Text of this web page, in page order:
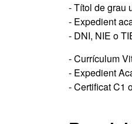
- Títol de grau
- Expedient
- DNI, NIE o
- Currículum
- Expedient
- Certificat C1